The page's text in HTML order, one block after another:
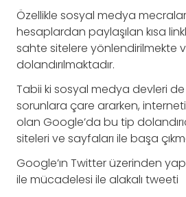
Özellikle sosyal medya
hesaplardan paylaşılan kısa
sahte sitelere yönlendirilmekte
dolandırılmaktadır.
Tabii ki sosyal medya devleri
sorunlara çare ararken,
olan Google’da bu tip
siteleri ve sayfaları ile başa
Google’ın Twitter üzerinden
ile mücadelesi ile alakalı tweeti